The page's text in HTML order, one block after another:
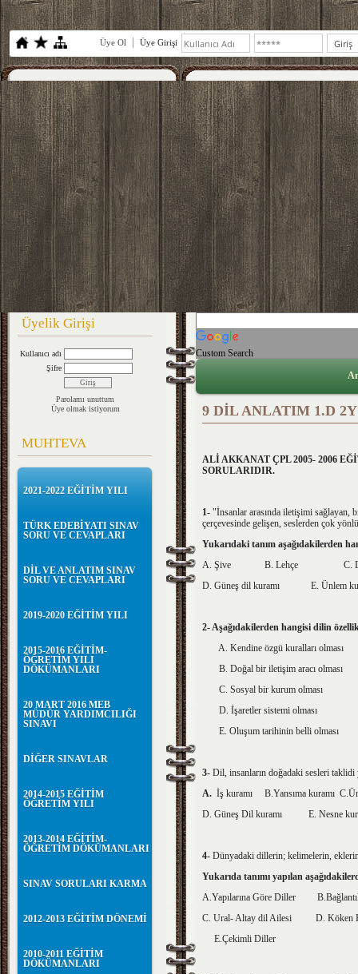
Üye Ol Üye Girişi
Üyelik Girişi
Kullanıcı adı
Şifre
Parolamı unuttum
Üye olmak istiyorum
MUHTEVA
2021-2022 EĞİTİM YILI
TÜRK EDEBİYATI SINAV
SORU VE CEVAPLARI
DİL VE ANLATIM SINAV
SORU VE CEVAPLARI
2019-2020 EĞİTİM YILI
2015-2016 EĞİTİM-
ÖĞRETİM YILI
DÖKÜMANLARI
20 MART 2016 MEB
MÜDÜR YARDIMCILIĞI
SINAVI
DİĞER SINAVLAR
2014-2015 EĞİTİM
ÖĞRETİM YILI
2013-2014 EĞİTİM-
ÖĞRETİM DÖKÜMANLARI
SINAV SORULARI KARMA
2012-2013 EĞİTİM DÖNEMİ
2010-2011 EĞİTİM
DÖKÜMANLARI
Custom Search
9 DİL ANLATIM 1.D 2Y
ALİ AKKANAT ÇPL 2005- 2006
SORULARIDIR.
1- "İnsanlar arasında iletişimi sağlayan,
çerçevesinde gelişen, seslerden çok
Yukarıdaki tanım aşağıdakilerden
A. Şive
B. Lehçe C.
D. Güneş dil kuramı E. Ünlem
2- Aşağıdakilerden hangisi dilin
A. Kendine özgü kuralları olması
B. Doğal bir iletişim aracı olması
C. Sosyal bir kurum olması
D. İşaretler sistemi olması
E. Oluşum tarihinin belli olması
3- Dil, insanların doğadaki sesleri taklidi
A. İş kuramı
B.Yansıma kuramı
D. Güneş Dil kuramı E. Nesne
4- Dünyadaki dillerin; kelimelerin,
Yukarıda tanımı yapılan
A.Yapılarına Göre Diller
C. Ural- Altay dil Ailesi
D. Köken
E.Çekimli Diller